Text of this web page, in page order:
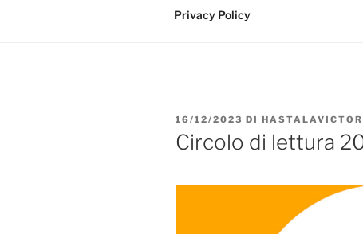
Privacy Policy
PUBBLICATO
IL
16/12/2023 DI
Circolo di lettura